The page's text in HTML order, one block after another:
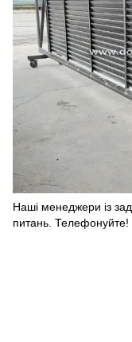
Наші менеджери із
питань. Телефонуйте!